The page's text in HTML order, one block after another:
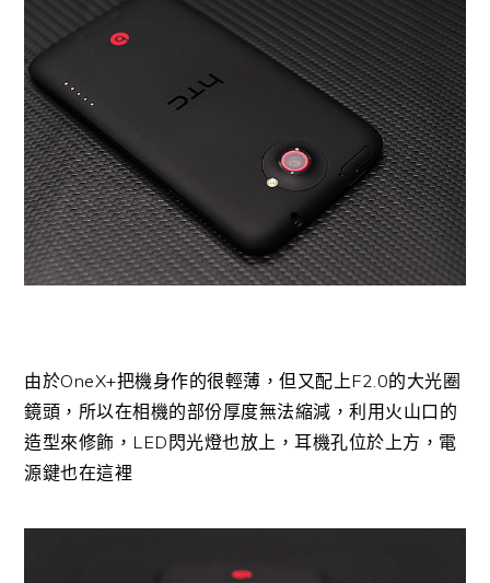
由於OneX+把機身作的很輕薄，但又配上F2.0的大光圈
鏡頭，所以在相機的部份厚度無法縮減，利用火山口的
造型來修飾，LED閃光燈也放上，耳機孔位於上方，電
源鍵也在這裡